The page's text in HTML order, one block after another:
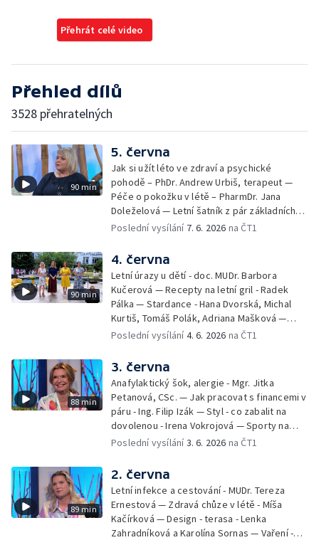
Přehrát celé video
Přehled dílů
3528 přehratelných
90 min
5. června
Jak si užít léto ve zdraví a psychické
pohodě – PhDr. Andrew Urbiš, terapeut —
Péče o pokožku v létě – PharmDr. Jana
Doleželová — Letní šatník z pár základních
kousků – Luděk Šmehlík, stylista —
slavnosti – Jiří Krhut, hudebník — Vaření:
letní párty s přáteli – Pavla Pavelková —
Festival v ulicích – Petra Hradilová — Muzejní
noc
Poslední vysílání 7. 6. 2026 na ČT1
90 min
4. června
Letní úrazy u dětí - doc. MUDr. Barbora
Kučerová — Recepty na letní gril - Radek
Pálka — Stardance - Hana Dvorská, Michal
Kurtiš, Tomáš Polák, Adriana Mašková —
Debbie — Dětský čin roku — Zooterapie -
Jírová — Patrik Eliáš — Sladké recepty na
léto - Míša Sedláčková
Poslední vysílání4. 6. 2026 na ČT1
88 min
3. června
Anafylaktický šok, alergie - Mgr. Jitka
Petanová, CSc. — Jak pracovat s financemi v
páru - Ing. Filip Izák — Styl - co zabalit na
dovolenou - Irena Vokrojová — Sporty na
léto - paddleboard — Alžběta Jungrová —
Heřmánková, Zdeněk Žák, Josef Vrána
Poslední vysílání3. 6. 2026 na ČT1
89 min
2. června
Letní infekce a cestování - MUDr. Tereza
Ernestová — Zdravá chůze v létě - Míša
Kačírková — Design - terasa - Lenka
Zahradníková a Karolína Sornas — Vaření -